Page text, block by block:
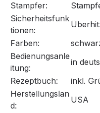
Stampfer:
Sicherheitsfunk
tionen:
Farben:
Bedienungsanle
itung:
in
Rezeptbuch:
inkl.
Herstellungslan
d:
USA